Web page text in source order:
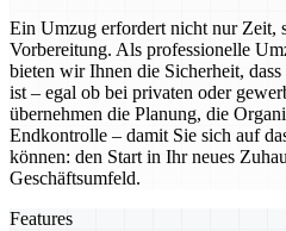
Ein Umzug erfordert nicht nur Zeit,
Vorbereitung. Als professionelle
bieten wir Ihnen die Sicherheit,
ist – egal ob bei privaten oder
übernehmen die Planung, die
Endkontrolle – damit Sie sich auf
können: den Start in Ihr neues
Geschäftsumfeld.
Features